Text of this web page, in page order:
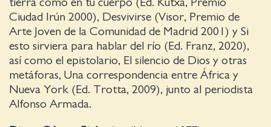
tierra como en tu cuerpo (Ed. Kutxa, Premio
Ciudad Irún 2000), Desvivirse (Visor, Premio de
Arte Joven de la Comunidad de Madrid 2001) y Si
esto sirviera para hablar del río (Ed. Franz, 2020),
así como el epistolario, El silencio de Dios y otras
metáforas, Una correspondencia entre África y
Nueva York (Ed. Trotta, 2009), junto al periodista
Alfonso Armada.